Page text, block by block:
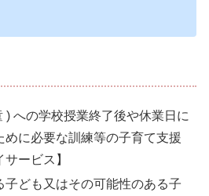
) への学校授業終了後や休業日に
めに必要な訓練等の子育て支援
ービス】
子ども又はその可能性のある子